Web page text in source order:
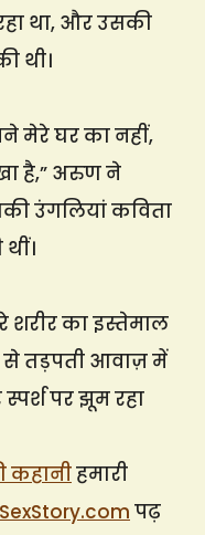
था, और उसकी
थी।
मेरे घर का नहीं,
है,” अरुण ने
उंगलियां कविता
शरीर का इस्तेमाल
तड़पती आवाज़ में
पर झूम रहा
कहानीहमारी
पढ़